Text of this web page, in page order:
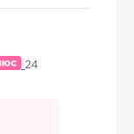
24